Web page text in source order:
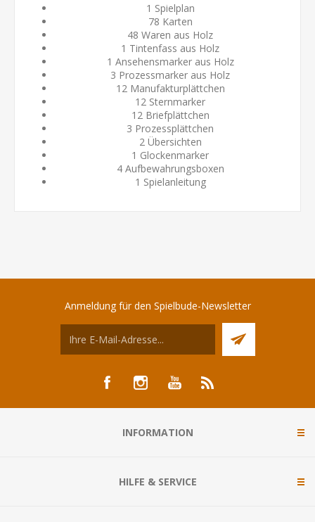
1 Spielplan
78 Karten
48 Waren aus Holz
1 Tintenfass aus Holz
1 Ansehensmarker aus Holz
3 Prozessmarker aus Holz
12 Manufakturplättchen
12 Sternmarker
12 Briefplättchen
3 Prozessplättchen
2 Übersichten
1 Glockenmarker
4 Aufbewahrungsboxen
1 Spielanleitung
Anmeldung für den Spielbude-Newsletter
INFORMATION
HILFE & SERVICE